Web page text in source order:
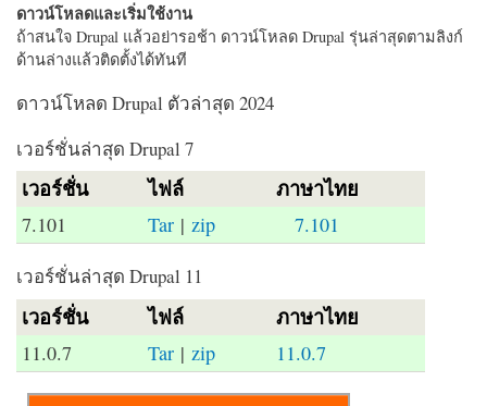
ดาวน์โหลดและเริ่มใช้งาน
ถ้าสนใจ Drupal แล้วอย่ารอช้า ดาวน์โหลด Drupal รุ่นล่าสุดตามลิงก์
ด้านล่างแล้วติดตั้งได้ทันที
ดาวน์โหลด Drupal ตัวล่าสุด 2024
เวอร์ชั่นล่าสุด Drupal 7
เวอร์ชั่น ไฟล์ ภาษาไทย
7.101 Tar |zip 7.101
เวอร์ชั่นล่าสุด Drupal 11
เวอร์ชั่น ไฟล์ ภาษาไทย
11.0.7 Tar | zip 11.0.7